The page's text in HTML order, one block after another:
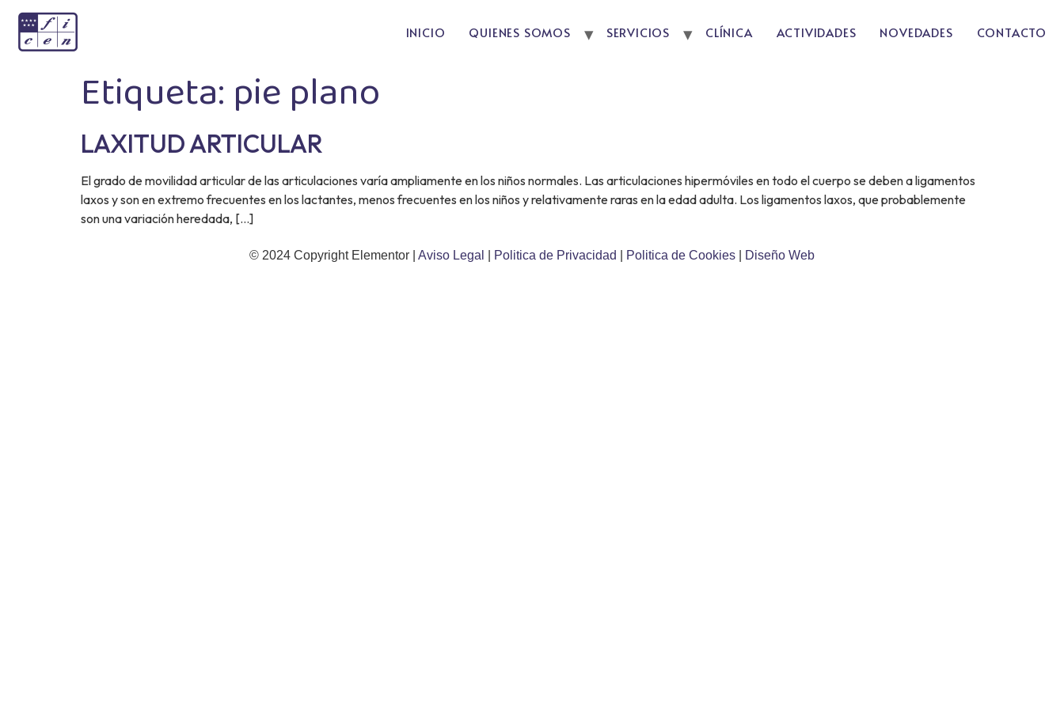
INICIO QUIENES SOMOS SERVICIOS CLÍNICA ACTIVIDADES NOVEDADES CONTACTO
Etiqueta: pie plano
LAXITUD ARTICULAR
El grado de movilidad articular de las articulaciones varía ampliamente en los niños normales. Las articulaciones hipermóviles en todo el cuerpo se deben a ligamentos
laxos y son en extremo frecuentes en los lactantes, menos frecuentes en los niños y relativamente raras en la edad adulta. Los ligamentos laxos, que probablemente
son una variación heredada, […]
© 2024 Copyright Elementor | Aviso Legal Politica de Privacidad Politica de Cookies Diseño Web